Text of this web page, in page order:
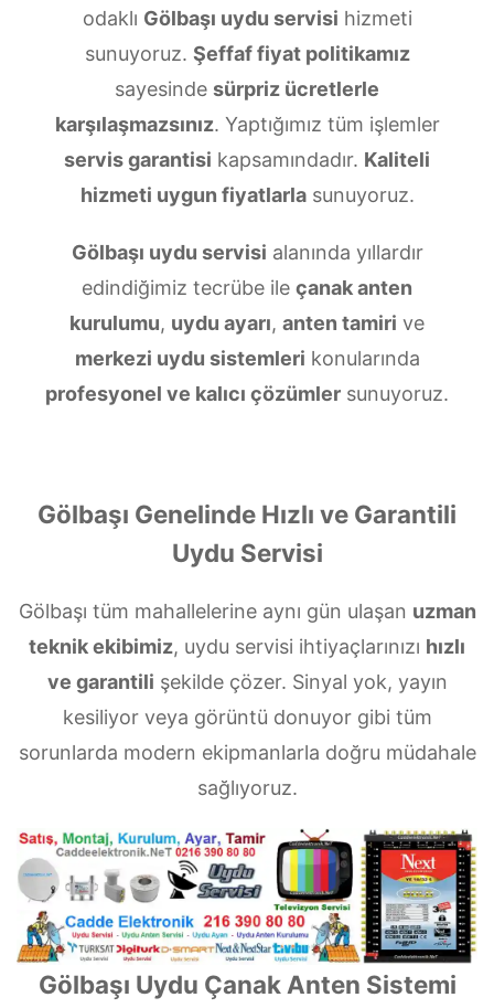
odaklı Gölbaşı uydu servisi hizmeti
sunuyoruz. Şeffaf fiyat politikamız
sayesinde sürpriz ücretlerle
karşılaşmazsınız. Yaptığımız tüm işlemler
servis garantisi kapsamındadır. Kaliteli
hizmeti uygun fiyatlarlasunuyoruz.
Gölbaşı uydu servisi alanında yıllardır
edindiğimiz tecrübe ile çanak anten
kurulumu, uydu ayarı, anten tamiri ve
merkezi uydu sistemleri konularında
profesyonel ve kalıcı çözümler sunuyoruz.
Gölbaşı Genelinde Hızlı ve Garantili
Uydu Servisi
Gölbaşı tüm mahallelerine aynı gün ulaşan uzman
teknik ekibimiz, uydu servisi ihtiyaçlarınızı hızlı
ve garantili şekilde çözer. Sinyal yok, yayın
kesiliyor veya görüntü donuyor gibi tüm
sorunlarda modern ekipmanlarla doğru müdahale
sağlıyoruz.
Gölbaşı Uydu Çanak Anten Sistemi